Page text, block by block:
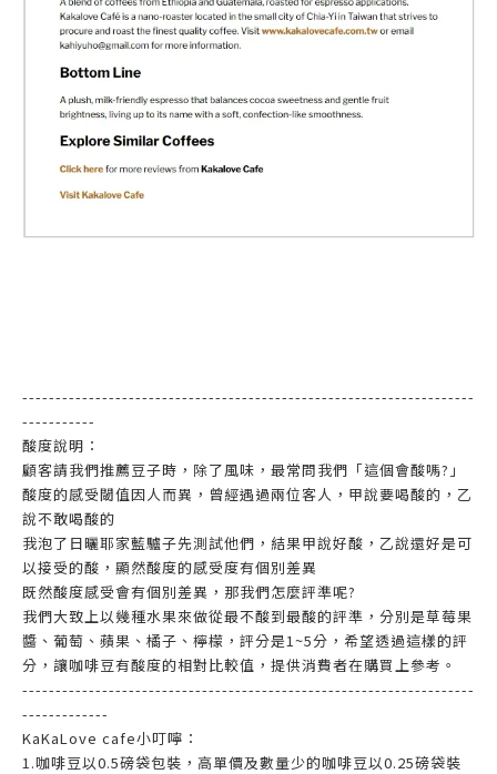
--------------------------------------------------------------------
-----------
酸度說明：
顧客請我們推薦豆子時，除了風味，最常問我們「這個會酸嗎?」
酸度的感受閾值因人而異，曾經遇過兩位客人，甲說要喝酸的，乙
說不敢喝酸的
我泡了日曬耶家藍驢子先測試他們，結果甲說好酸，乙說還好是可
以接受的酸，顯然酸度的感受度有個別差異
既然酸度感受會有個別差異，那我們怎麼評準呢?
我們大致上以幾種水果來做從最不酸到最酸的評準，分別是草莓果
醬、葡萄、蘋果、橘子、檸檬，評分是1~5分，希望透過這樣的評
分，讓咖啡豆有酸度的相對比較值，提供消費者在購買上參考。
--------------------------------------------------------------------
-------------
KaKaLove cafe小叮嚀：
1.咖啡豆以0.5磅袋包裝，高單價及數量少的咖啡豆以0.25磅袋裝